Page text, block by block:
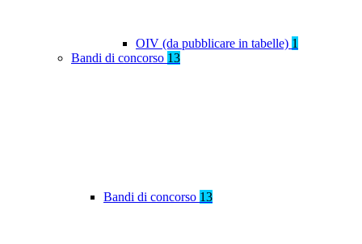
OIV (da pubblicare in tabelle) 1
Bandi di concorso 13
Bandi di concorso 13